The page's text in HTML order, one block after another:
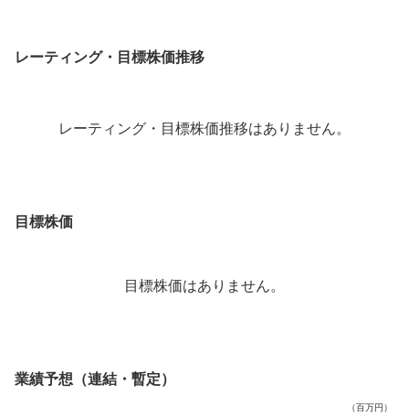
レーティング・目標株価推移
レーティング・目標株価推移はありません。
目標株価
目標株価はありません。
業績予想（連結・暫定）